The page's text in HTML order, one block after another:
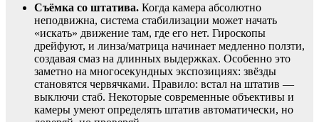
Съёмка со штатива. Когда камера абсолютно
неподвижна, система стабилизации может начать
«искать» движение там, где его нет. Гироскопы
дрейфуют, и линза/матрица начинает медленно ползти,
создавая смаз на длинных выдержках. Особенно это
заметно на многосекундных экспозициях: звёзды
становятся червячками. Правило: встал на штатив —
выключи стаб. Некоторые современные объективы и
камеры умеют определять штатив автоматически, но